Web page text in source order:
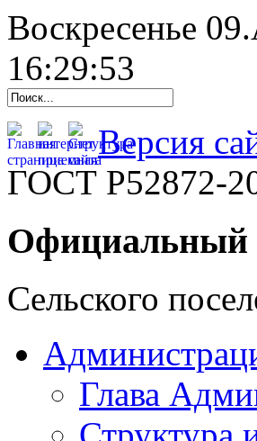
Воскресенье
16:29:54
Версия
ГОСТ Р52872-
Официальный
Сельского
Глава